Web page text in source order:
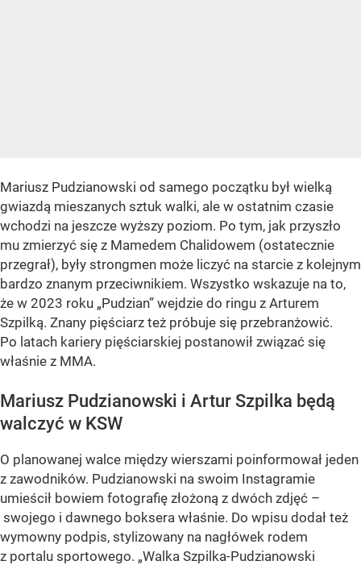
Mariusz Pudzianowski od samego początku był wielką
gwiazdą mieszanych sztuk walki, ale w ostatnim czasie
wchodzi na jeszcze wyższy poziom. Po tym, jak przyszło
mu zmierzyć się z Mamedem Chalidowem (ostatecznie
przegrał), były strongmen może liczyć na starcie z kolejnym
bardzo znanym przeciwnikiem. Wszystko wskazuje na to,
że w 2023 roku „Pudzian” wejdzie do ringu z Arturem
Szpilką. Znany pięściarz też próbuje się przebranżowić.
Po latach kariery pięściarskiej postanowił związać się
właśnie z MMA.
Mariusz Pudzianowski i Artur Szpilka będą
walczyć w KSW
O planowanej walce między wierszami poinformował jeden
z zawodników. Pudzianowski na swoim Instagramie
umieścił bowiem fotografię złożoną z dwóch zdjęć –
swojego i dawnego boksera właśnie. Do wpisu dodał też
wymowny podpis, stylizowany na nagłówek rodem
z portalu sportowego. „Walka Szpilka-Pudzianowski